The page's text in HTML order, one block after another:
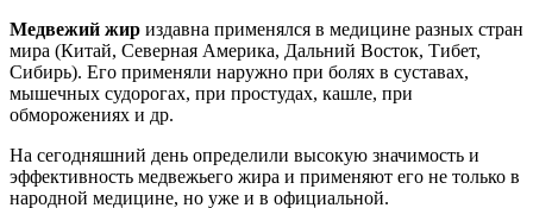
Медвежий жир издавна применялся в медицине разных стран
мира (Китай, Северная Америка, Дальний Восток, Тибет,
Сибирь). Его применяли наружно при болях в суставах,
мышечных судорогах, при простудах, кашле, при
обморожениях и др.
На сегодняшний день определили высокую значимость и
эффективность медвежьего жира и применяют его не только в
народной медицине, но уже и в официальной.